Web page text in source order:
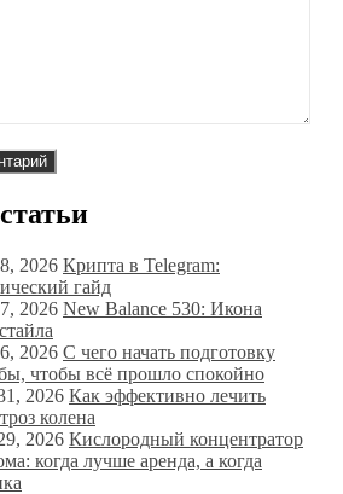
2026 Крипта в Telegram:
гайд
2026 New Balance 530: Икона
2026 С чего начать подготовку
чтобы всё прошло спокойно
2026 Как эффективно лечить
колена
2026 Кислородный концентратор
когда лучше аренда, а когда